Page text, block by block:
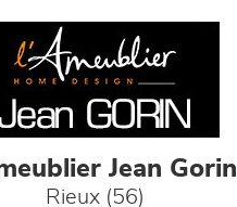
Jean Gorin
Rieux (56)